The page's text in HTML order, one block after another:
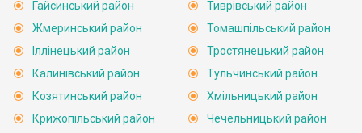
Гайсинський район
Жмеринський район
Іллінецький район
Калинівський район
Козятинський район
Крижопільський район
Тиврівський район
Томашпільський район
Тростянецький район
Тульчинський район
Хмільницький район
Чечельницький район